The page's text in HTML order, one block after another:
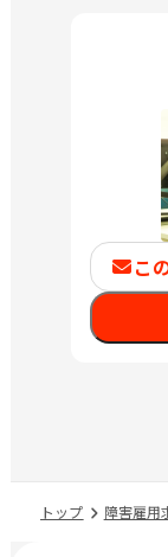
こ
トップ 障害雇用